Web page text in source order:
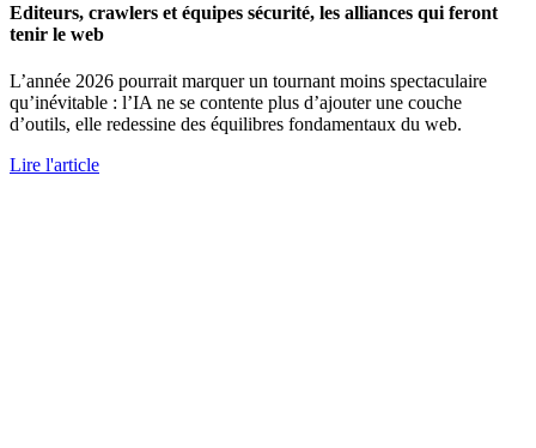
Editeurs, crawlers et équipes sécurité, les alliances qui feront
tenir le web
L’année 2026 pourrait marquer un tournant moins spectaculaire
qu’inévitable : l’IA ne se contente plus d’ajouter une couche
d’outils, elle redessine des équilibres fondamentaux du web.
Lire l'article